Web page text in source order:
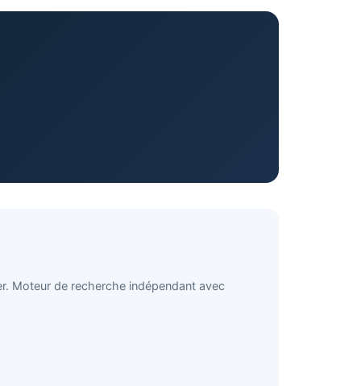
Moteur de recherche indépendant avec
Disponible • Thiès & Dakar